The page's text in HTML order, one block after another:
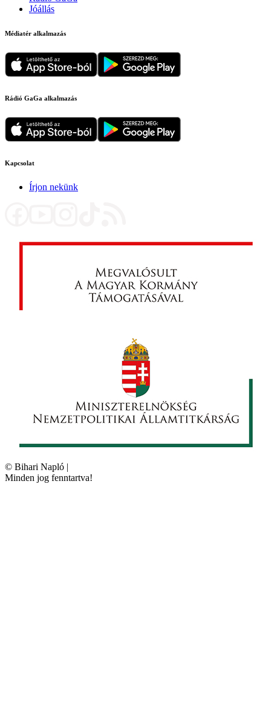
Jóállás
Médiatér alkalmazás
Rádió GaGa alkalmazás
Kapcsolat
Írjon nekünk
© Bihari Napló |
Minden jog fenntartva!